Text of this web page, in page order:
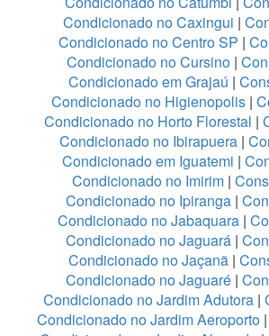
Condicionado no Caxingui |
Condicionado no Centro SP |
Condicionado no Cursino|
Condicionado em Grajaú |
Condicionado no Higienopolis|
Condicionado no Horto Florestal |
Condicionado no Ibirapuera|
Condicionado em Iguatemi |
Condicionado no Imirim |
Condicionado no Ipiranga|
Condicionado no Jabaquara|
Condicionado no Jaguará|
Condicionado no Jaçanã|
Condicionado no Jaguaré|
Condicionado no Jardim Adutora|
Condicionado no Jardim Aeroporto|